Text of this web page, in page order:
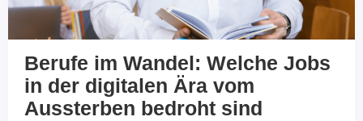
Berufe im Wandel: Welche Jobs
in der digitalen Ära vom
Aussterben bedroht sind